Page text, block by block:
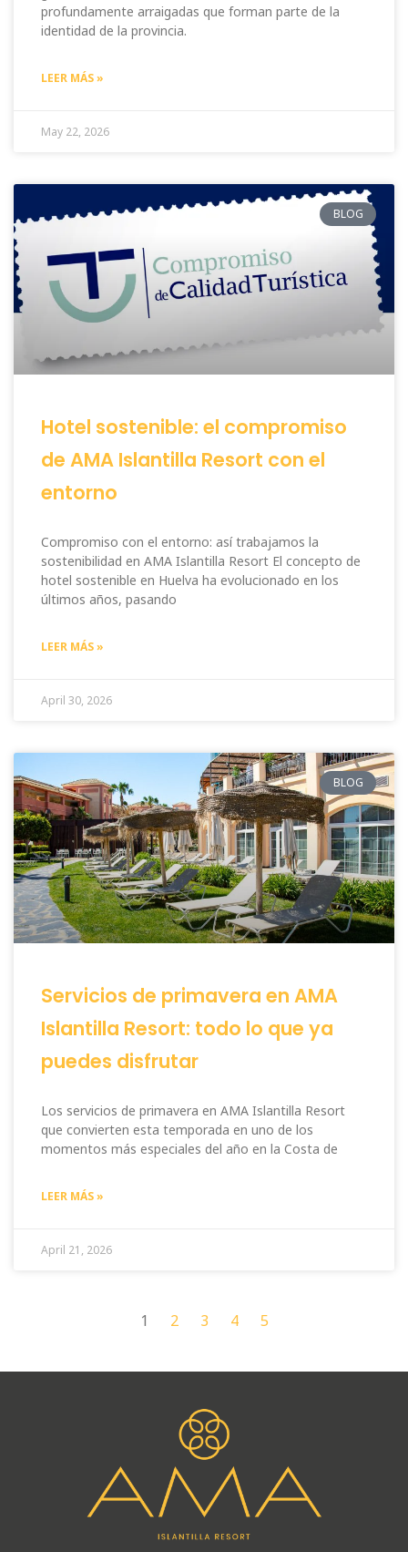
profundamente arraigadas que forman parte de la
identidad de la provincia.
LEER MÁS »
May 22, 2026
BLOG
Hotel sostenible: el compromiso
de AMA Islantilla Resort con el
entorno
Compromiso con el entorno: así trabajamos la
sostenibilidad en AMA Islantilla Resort El concepto de
hotel sostenible en Huelva ha evolucionado en los
últimos años, pasando
LEER MÁS »
April 30, 2026
BLOG
Servicios de primavera en AMA
Islantilla Resort: todo lo que ya
puedes disfrutar
Los servicios de primavera en AMA Islantilla Resort
que convierten esta temporada en uno de los
momentos más especiales del año en la Costa de
LEER MÁS »
April 21, 2026
1 2 3 4 5